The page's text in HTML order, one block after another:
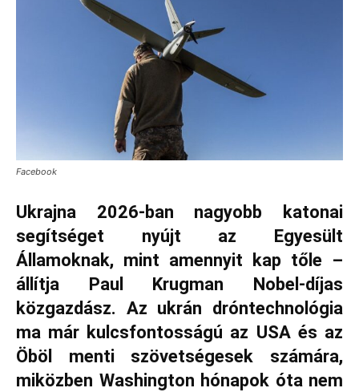
Facebook
Ukrajna 2026-ban nagyobb katonai
segítséget nyújt az Egyesült
Államoknak, mint amennyit kap tőle –
állítja Paul Krugman Nobel‑díjas
közgazdász. Az ukrán dróntechnológia
ma már kulcsfontosságú az USA és az
Öböl menti szövetségesek számára,
miközben Washington hónapok óta nem